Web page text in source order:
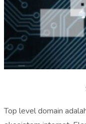
Top level domain